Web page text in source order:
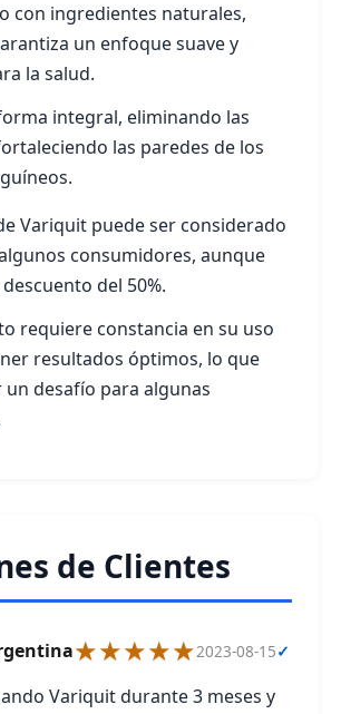
con ingredientes naturales,
un enfoque suave y
la salud.
integral, eliminando las
las paredes de los
Variquit puede ser considerado
consumidores, aunque
del 50%.
requiere constancia en su uso
resultados óptimos, lo que
un desafío para algunas
de Clientes
★★★★★2023-08-15✓
Variquit durante 3 meses y